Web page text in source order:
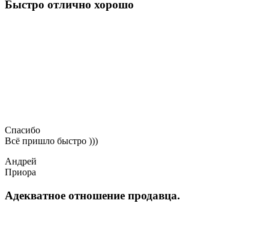
Быстро отлично хорошо
Спасибо
Всё пришло быстро )))
Андрей
Приора
Адекватное отношение продавца.